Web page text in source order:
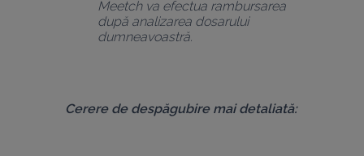
Meetch va efectua rambursarea
după analizarea dosarului
dumneavoastră.
Cerere de despăgubire mai detaliată: